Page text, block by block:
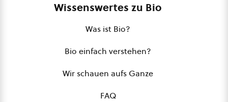
Wissenswertes zu Bio
Was ist Bio?
Bio einfach verstehen?
Wir schauen aufs Ganze
FAQ